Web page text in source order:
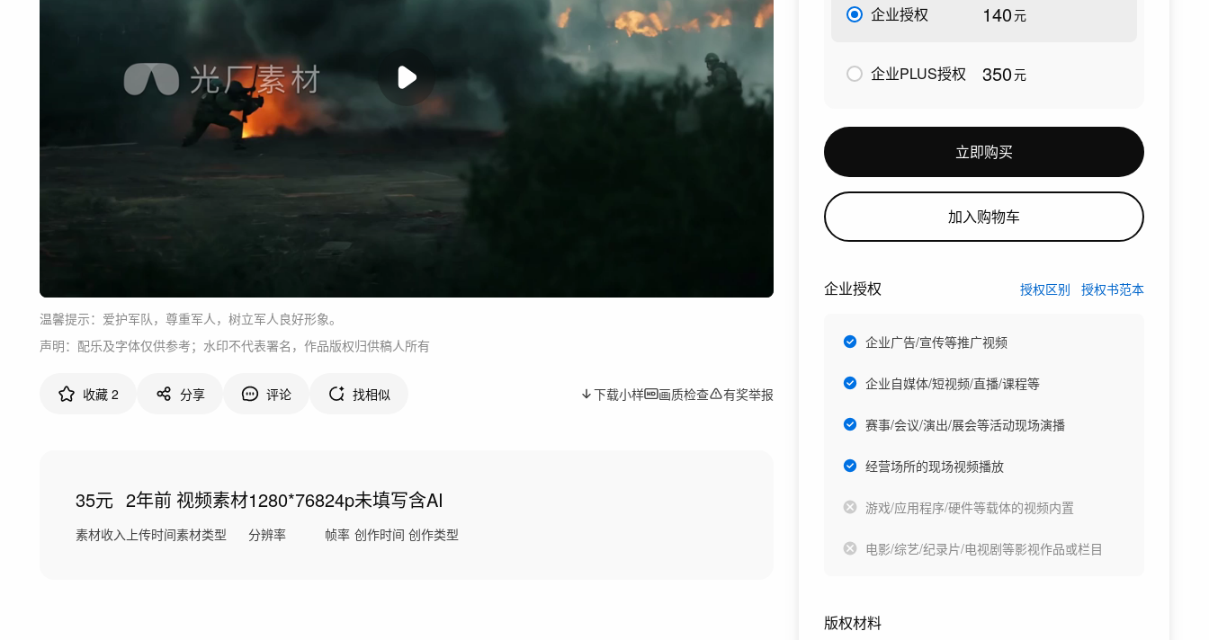
温馨提示：爱护军队，尊重军人，树立军人良好形象。
声明：配乐及字体仅供参考；水印不代表署名，作品版权归供稿人所有
收藏 2 分享 评论 找相似 下载小样 画质检查 有奖举报
35元
素材收入
2年前
上传时间
视频素材
素材类型
1280*768
分辨率
24p
帧率
未填写
创作时间
含AI
创作类型
企业授权 140元
企业PLUS授权 350元
立即购买
加入购物车
企业授权 授权区别 授权书范本
企业广告/宣传等推广视频
企业自媒体/短视频/直播/课程等
赛事/会议/演出/展会等活动现场演播
经营场所的现场视频播放
游戏/应用程序/硬件等载体的视频内置
电影/综艺/纪录片/电视剧等影视作品或栏目
版权材料